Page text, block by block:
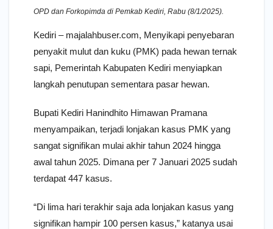
OPD dan Forkopimda di Pemkab Kediri, Rabu (8/1/2025).
Kediri – majalahbuser.com, Menyikapi penyebaran
penyakit mulut dan kuku (PMK) pada hewan ternak
sapi, Pemerintah Kabupaten Kediri menyiapkan
langkah penutupan sementara pasar hewan.
Bupati Kediri Hanindhito Himawan Pramana
menyampaikan, terjadi lonjakan kasus PMK yang
sangat signifikan mulai akhir tahun 2024 hingga
awal tahun 2025. Dimana per 7 Januari 2025 sudah
terdapat 447 kasus.
“Di lima hari terakhir saja ada lonjakan kasus yang
signifikan hampir 100 persen kasus,” katanya usai